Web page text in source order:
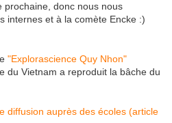
donc nous nous
internes et à la comète Encke :)
"Explorascience Quy Nhon"
du Vietnam a reproduit la bâche du
diffusion auprès des écoles (article